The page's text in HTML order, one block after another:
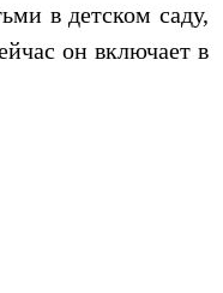
в детском саду,
он включает в